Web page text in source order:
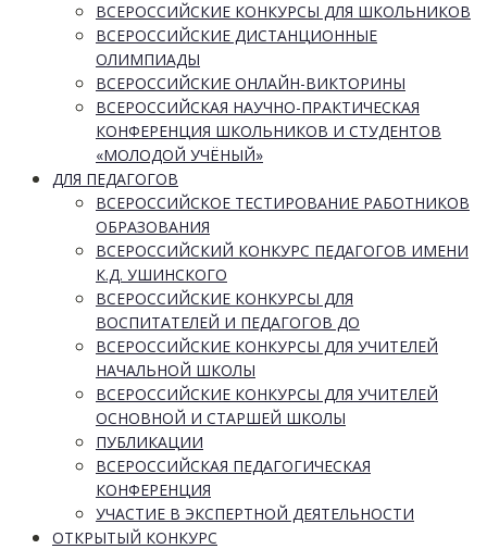
ВСЕРОССИЙСКИЕ КОНКУРСЫ ДЛЯ ШКОЛЬНИКОВ
ВСЕРОССИЙСКИЕ ДИСТАНЦИОННЫЕ
ОЛИМПИАДЫ
ВСЕРОССИЙСКИЕ ОНЛАЙН-ВИКТОРИНЫ
ВСЕРОССИЙСКАЯ НАУЧНО-ПРАКТИЧЕСКАЯ
КОНФЕРЕНЦИЯ ШКОЛЬНИКОВ И СТУДЕНТОВ
«МОЛОДОЙ УЧЁНЫЙ»
ДЛЯ ПЕДАГОГОВ
ВСЕРОССИЙСКОЕ ТЕСТИРОВАНИЕ РАБОТНИКОВ
ОБРАЗОВАНИЯ
ВСЕРОССИЙСКИЙ КОНКУРС ПЕДАГОГОВ ИМЕНИ
К.Д. УШИНСКОГО
ВСЕРОССИЙСКИЕ КОНКУРСЫ ДЛЯ
ВОСПИТАТЕЛЕЙ И ПЕДАГОГОВ ДО
ВСЕРОССИЙСКИЕ КОНКУРСЫ ДЛЯ УЧИТЕЛЕЙ
НАЧАЛЬНОЙ ШКОЛЫ
ВСЕРОССИЙСКИЕ КОНКУРСЫ ДЛЯ УЧИТЕЛЕЙ
ОСНОВНОЙ И СТАРШЕЙ ШКОЛЫ
ПУБЛИКАЦИИ
ВСЕРОССИЙСКАЯ ПЕДАГОГИЧЕСКАЯ
КОНФЕРЕНЦИЯ
УЧАСТИЕ В ЭКСПЕРТНОЙ ДЕЯТЕЛЬНОСТИ
ОТКРЫТЫЙ КОНКУРС